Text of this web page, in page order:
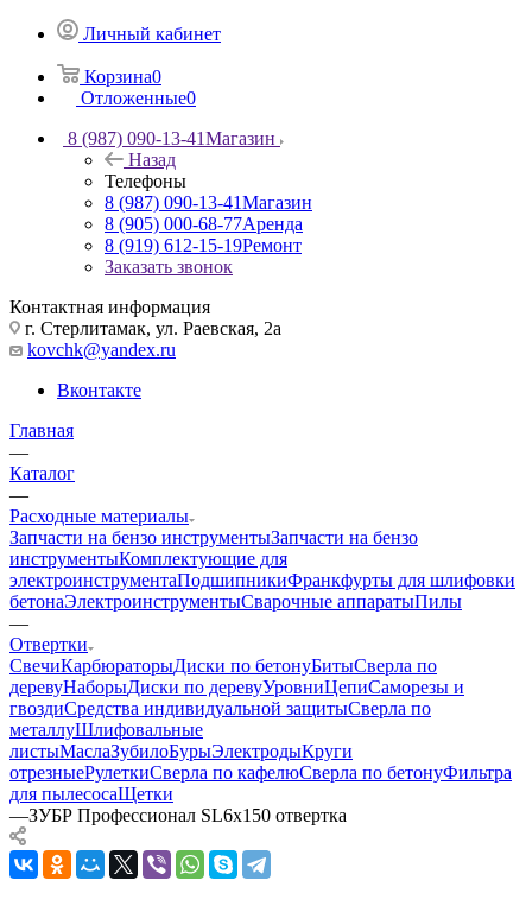
Личный кабинет
Корзина0
Отложенные0
8 (987) 090-13-41Магазин
Назад
Телефоны
8 (987) 090-13-41Магазин
8 (905) 000-68-77Аренда
8 (919) 612-15-19Ремонт
Заказать звонок
Контактная информация
г. Стерлитамак, ул. Раевская, 2а
kovchk@yandex.ru
Вконтакте
Главная
—
Каталог
—
Расходные материалы
Запчасти на бензо инструментыЗапчасти на бензо
инструментыКомплектующие для
электроинструментаПодшипникиФранкфурты для шлифовки
бетонаЭлектроинструментыСварочные аппаратыПилы
—
Отвертки
СвечиКарбюраторыДиски по бетонуБитыСверла по
деревуНаборыДиски по деревуУровниЦепиСаморезы и
гвоздиСредства индивидуальной защитыСверла по
металлуШлифовальные
листыМаслаЗубилоБурыЭлектродыКруги
отрезныеРулеткиСверла по кафелюСверла по бетонуФильтра
для пылесосаЩетки
—ЗУБР Профессионал SL6x150 отвертка